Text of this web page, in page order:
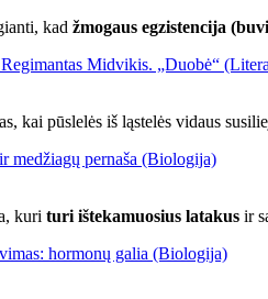
kad žmogaus egzistencija
Midvikis. „Duobė“
kai pūslelės iš ląstelės vidaus
medžiagų pernaša (Biologija)
kuri turi ištekamuosius latakus ir
hormonų galia (Biologija)